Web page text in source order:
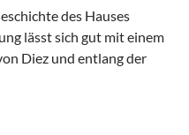
des Hauses
lässt sich gut mit einem
Diez und entlang der